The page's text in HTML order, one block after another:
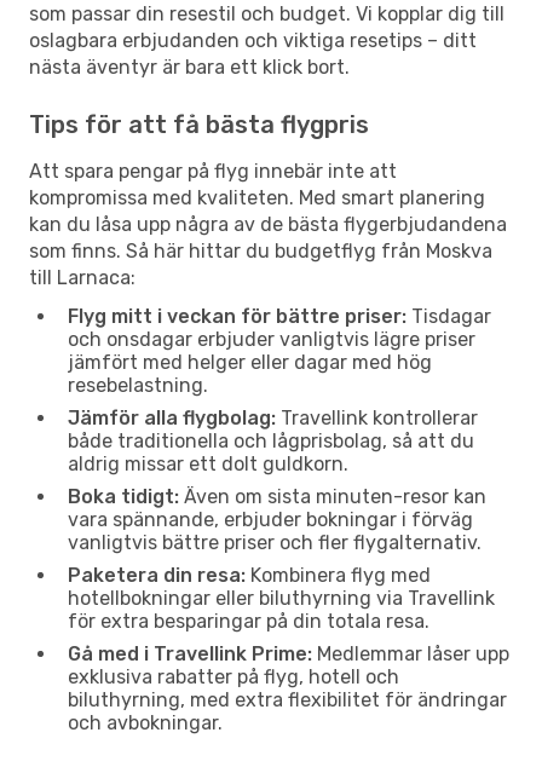
som passar din resestil och budget. Vi kopplar dig till
oslagbara erbjudanden och viktiga resetips – ditt
nästa äventyr är bara ett klick bort.
Tips för att få bästa flygpris
Att spara pengar på flyg innebär inte att
kompromissa med kvaliteten. Med smart planering
kan du låsa upp några av de bästa flygerbjudandena
som finns. Så här hittar du budgetflyg från Moskva
till Larnaca:
Flyg mitt i veckan för bättre priser: Tisdagar
och onsdagar erbjuder vanligtvis lägre priser
jämfört med helger eller dagar med hög
resebelastning.
Jämför alla flygbolag: Travellink kontrollerar
både traditionella och lågprisbolag, så att du
aldrig missar ett dolt guldkorn.
Boka tidigt: Även om sista minuten-resor kan
vara spännande, erbjuder bokningar i förväg
vanligtvis bättre priser och fler flygalternativ.
Paketera din resa: Kombinera flyg med
hotellbokningar eller biluthyrning via Travellink
för extra besparingar på din totala resa.
Gå med i Travellink Prime: Medlemmar låser upp
exklusiva rabatter på flyg, hotell och
biluthyrning, med extra flexibilitet för ändringar
och avbokningar.